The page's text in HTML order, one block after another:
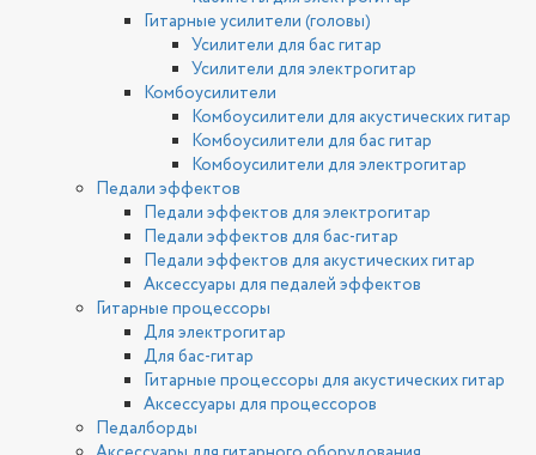
Гитарные усилители (головы)
Усилители для бас гитар
Усилители для электрогитар
Комбоусилители
Комбоусилители для акустических гитар
Комбоусилители для бас гитар
Комбоусилители для электрогитар
Педали эффектов
Педали эффектов для электрогитар
Педали эффектов для бас-гитар
Педали эффектов для акустических гитар
Аксессуары для педалей эффектов
Гитарные процессоры
Для электрогитар
Для бас-гитар
Гитарные процессоры для акустических гитар
Аксессуары для процессоров
Педалборды